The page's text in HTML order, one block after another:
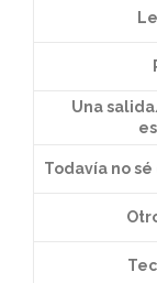
Una
Todavía no